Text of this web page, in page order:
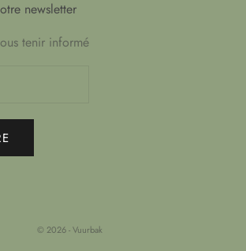
newsletter
tenir informé
© 2026 - Vuurbak